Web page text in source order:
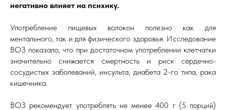
негативно влияет на психику.
Употребление пищевых волокон полезно как для
ментального, так и для физического здоровья. Исследование
ВОЗ показало, что при достаточном употреблении клетчатки
значительно снижается смертность и риск сердечно-
сосудистых заболеваний, инсульта, диабета 2-го типа, рака
кишечника.
ВОЗ рекомендует употреблять не менее 400 г (5 порций)